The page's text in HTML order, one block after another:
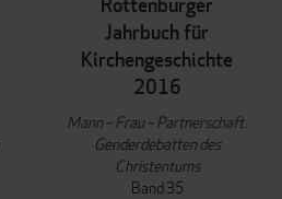
Jahrbuch für
Kirchengeschichte
2016
Mann – Frau – Partnerschaft.
Genderdebatten des
Christentums
Band 35